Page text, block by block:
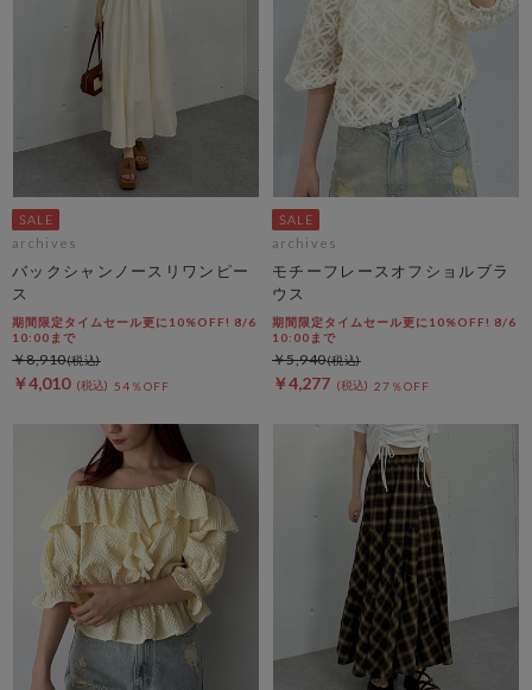
archives
バックシャンノースリワンピー
ス
期間限定タイムセール更に10%OFF! 8/6
10:00まで
￥4,010 54％OFF
￥8,910
archives
モチーフレースオフショルブラ
ウス
期間限定タイムセール更に10%OFF! 8/6
10:00まで
￥4,277 27％OFF
￥5,940